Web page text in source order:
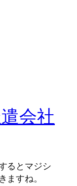
会社
るとマジシ
すね。